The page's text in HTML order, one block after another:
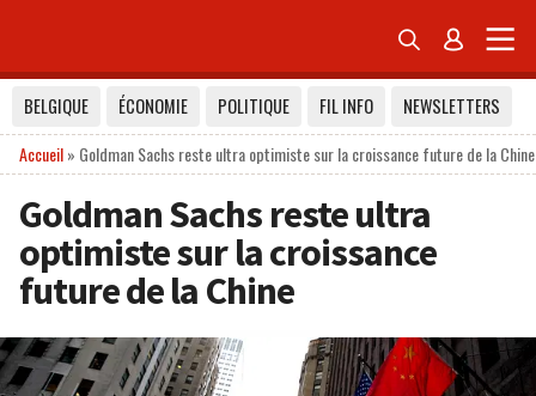
 
BELGIQUE ÉCONOMIE POLITIQUE FIL INFO
NEWSLETTERS
Accueil» Goldman Sachs reste ultra optimiste sur la croissance future de la Chine
Goldman Sachs reste ultra
optimiste sur la croissance
future de la Chine